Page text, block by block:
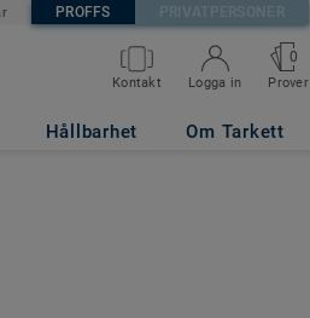
PROFFS PRIVATPERSONER
Kontakt Logga in
0
Prover
Hållbarhet Om Tarkett